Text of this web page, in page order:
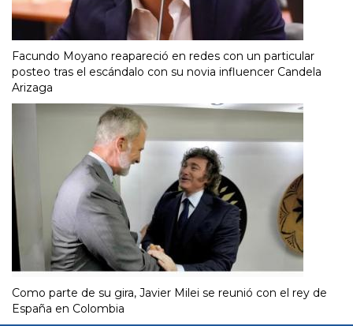
Facundo Moyano reapareció en redes con un particular
posteo tras el escándalo con su novia influencer Candela
Arizaga
Como parte de su gira, Javier Milei se reunió con el rey de
España en Colombia